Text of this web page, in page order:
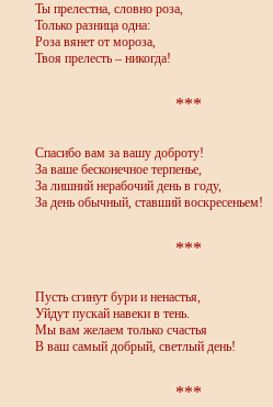
Ты прелестна, словно роза,
Только разница одна:
Роза вянет от мороза,
Твоя прелесть – никогда!
***
Спасибо вам за вашу доброту!
За ваше бесконечное терпенье,
За лишний нерабочий день в году,
За день обычный, ставший воскресеньем!
***
Пусть сгинут бури и ненастья,
Уйдут пускай навеки в тень.
Мы вам желаем только счастья
В ваш самый добрый, светлый день!
***